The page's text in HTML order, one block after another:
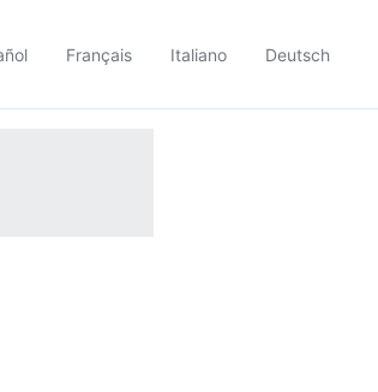
Français Italiano Deutsch